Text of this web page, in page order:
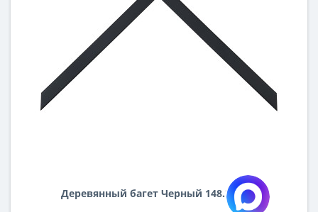
Деревянный багет Черный 148.31.000